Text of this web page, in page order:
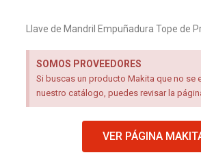
Llave de Mandril Empuñadura Tope de
SOMOS PROVEEDORES
Si buscas un producto Makita que no se
nuestro catálogo, puedes revisar la
VER PÁGINA